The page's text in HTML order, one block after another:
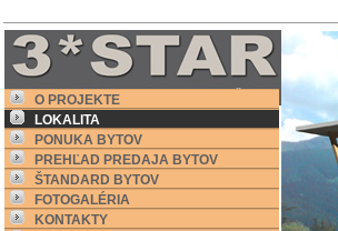
O PROJEKTE
LOKALITA
PONUKA BYTOV
PREHĽAD PREDAJA BYTOV
ŠTANDARD BYTOV
FOTOGALÉRIA
KONTAKTY